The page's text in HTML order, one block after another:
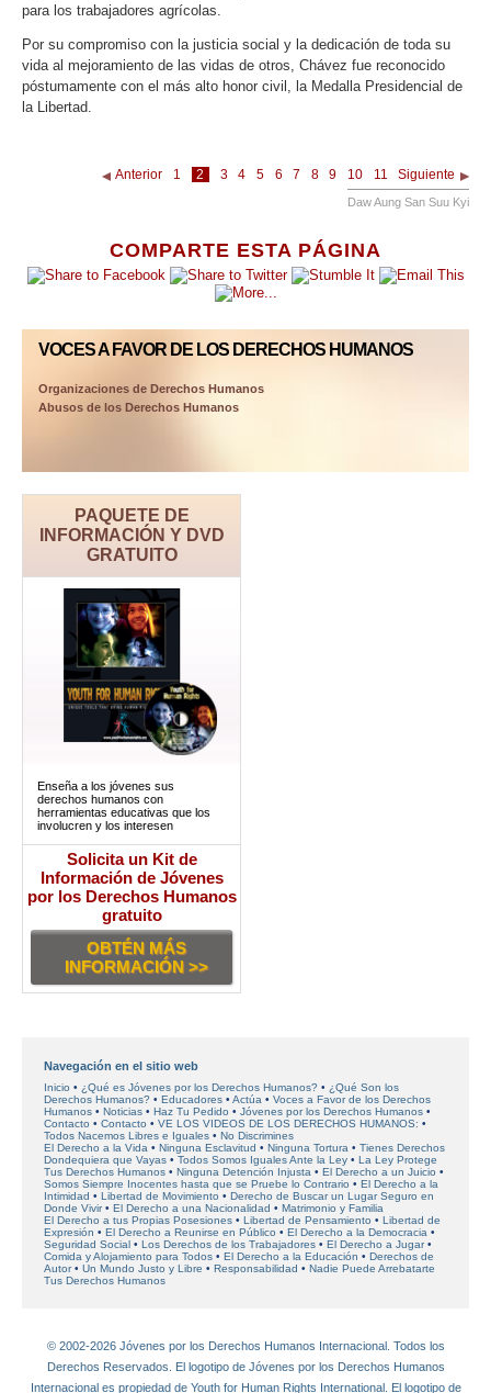
COMPARTE ESTA PÁGINA
VOCES A FAVOR DE LOS DERECHOS HUMANOS
Organizaciones de Derechos Humanos
Abusos de los Derechos Humanos
PAQUETE DE
INFORMACIÓN Y DVD
GRATUITO
Enseña a los jóvenes sus
derechos humanos con
herramientas educativas que los
involucren y los interesen
Solicita un Kit de
Información de Jóvenes
por los Derechos Humanos
gratuito
OBTÉN MÁS
INFORMACIÓN >>
para los trabajadores agrícolas.
Por su compromiso con la justicia social y la dedicación de toda su
vida al mejoramiento de las vidas de otros, Chávez fue reconocido
póstumamente con el más alto honor civil, la Medalla Presidencial de
la Libertad.
Anterior 1 2 3 4 5 6 7 8 9 10 11 Siguiente
Daw Aung San Suu Kyi
Navegación en el sitio web
Inicio ¿Qué es Jóvenes por los Derechos Humanos?
¿Qué Son los
Derechos Humanos?
Educadores Actúa
Voces a Favor de los Derechos
Humanos
Noticias Haz Tu Pedido
Jóvenes por los Derechos Humanos
Contacto
Contacto
VE LOS VIDEOS DE LOS DERECHOS HUMANOS:
Todos Nacemos Libres e Iguales
No Discrimines
El Derecho a la Vida
Ninguna Esclavitud Ninguna Tortura
Tienes Derechos
Dondequiera que Vayas
Todos Somos Iguales Ante la Ley
La Ley Protege
Tus Derechos Humanos
Ninguna Detención Injusta
El Derecho a un Juicio
Somos Siempre Inocentes hasta que se Pruebe lo Contrario
El Derecho a la
Intimidad
Libertad de Movimiento
Derecho de Buscar un Lugar Seguro en
Donde Vivir
El Derecho a una Nacionalidad
Matrimonio y Familia
El Derecho a tus Propias Posesiones
Libertad de Pensamiento
Libertad de
Expresión
El Derecho a Reunirse en Público
El Derecho a la Democracia
Seguridad Social
Los Derechos de los Trabajadores
El Derecho a Jugar
Comida y Alojamiento para Todos
El Derecho a la Educación
Derechos de
Autor
Un Mundo Justo y Libre Responsabilidad
Nadie Puede Arrebatarte
Tus Derechos Humanos
© 2002-2026 Jóvenes por los Derechos Humanos Internacional. Todos los
Derechos Reservados. El logotipo de Jóvenes por los Derechos Humanos
Internacional es propiedad de Youth for Human Rights International. El logotipo de